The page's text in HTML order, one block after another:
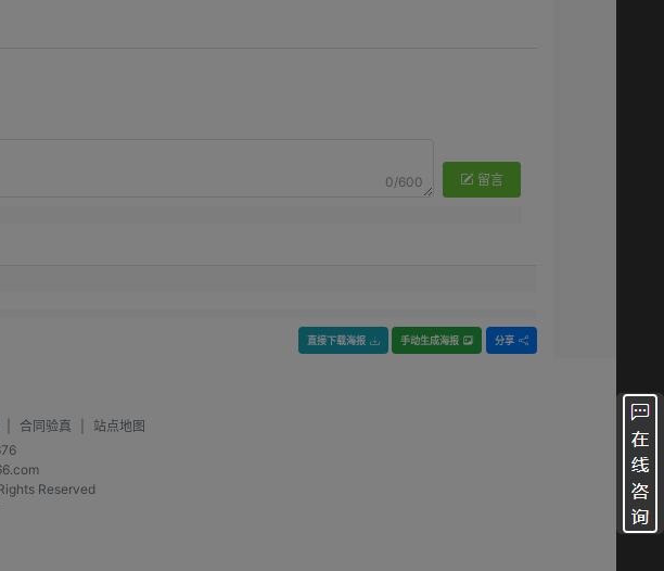
0/600 留言
直接下载海报 手动生成海报 分享
合同验真
站点地图
Reserved